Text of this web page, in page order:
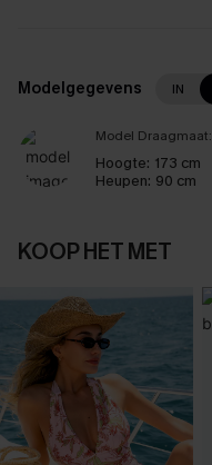
Modelgegevens IN
Model Draagmaat:
Hoogte: 173 cm
Heupen: 90 cm
KOOP HET MET